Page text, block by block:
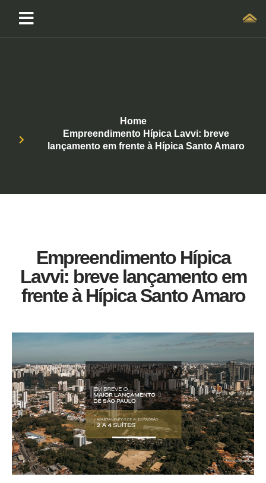
Home
Empreendimento Hípica Lavvi: breve
lançamento em frente à Hípica Santo Amaro
Empreendimento Hípica
Lavvi: breve lançamento em
frente à Hípica Santo Amaro